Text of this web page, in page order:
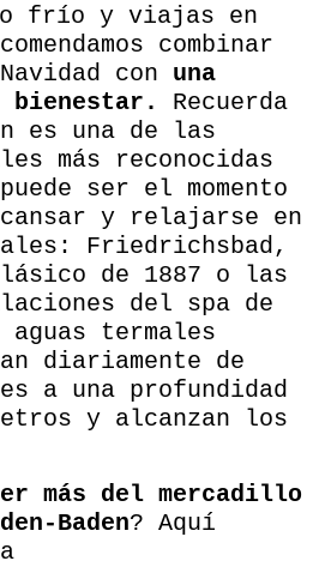
frío y viajas en
combinar
con una
bienestar.
Recuerda
es una de las
más reconocidas
ser el momento
y relajarse en
Friedrichsbad,
de 1887 o las
del spa de
termales
diariamente de
a una profundidad
y alcanzan los
más del mercadillo
Baden? Aquí